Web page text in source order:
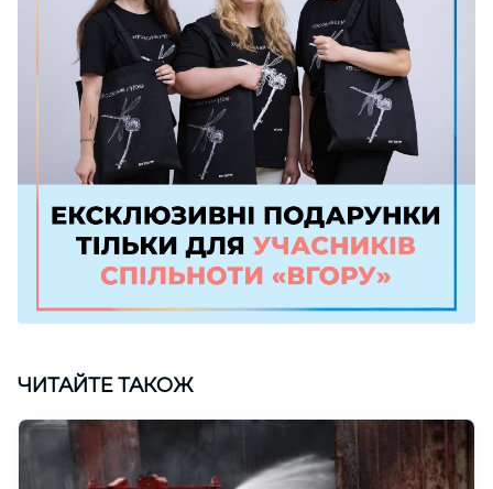
ЧИТАЙТЕ ТАКОЖ